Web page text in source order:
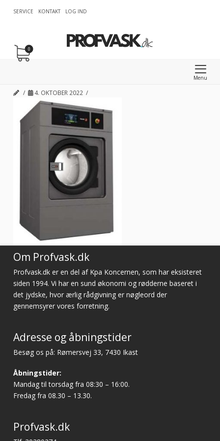
SERVICE KONTAKT LOG IND
Menu
0
4. OKTOBER 2022
Om Profvask.dk
Profvask.dk er en del af Kpa Koncernen, som har eksisteret
siden 1994. Vi har en sund økonomi og rødderne baseret i
det jydske, hvor ærlig rådgivning er nøgleord der
gennemsyrer vores forretning.
Adresse og åbningstider
Besøg os på: Rømersvej 33, 7430 Ikast
Åbningstider:
Mandag til torsdag fra 08:30 – 16:00.
Fredag fra 08.30 – 13.30.
Profvask.dk